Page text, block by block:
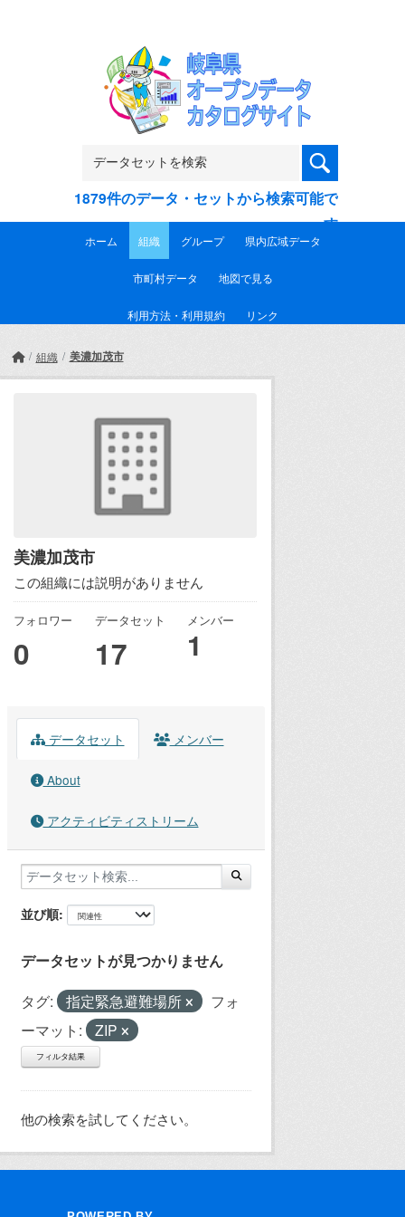
1879件のデータ・セットから検索可能で
す
ホーム 組織 グループ 県内広域データ
市町村データ 地図で見る
利用方法・利用規約 リンク
組織 美濃加茂市
美濃加茂市
この組織には説明がありません
フォロワー
0
データセット
17
メンバー
1
データセット メンバー
About
アクティビティストリーム
並び順
データセットが見つかりません
タグ: 指定緊急避難場所
フォ
ーマット:
ZIP
フィルタ結果
他の検索を試してください。